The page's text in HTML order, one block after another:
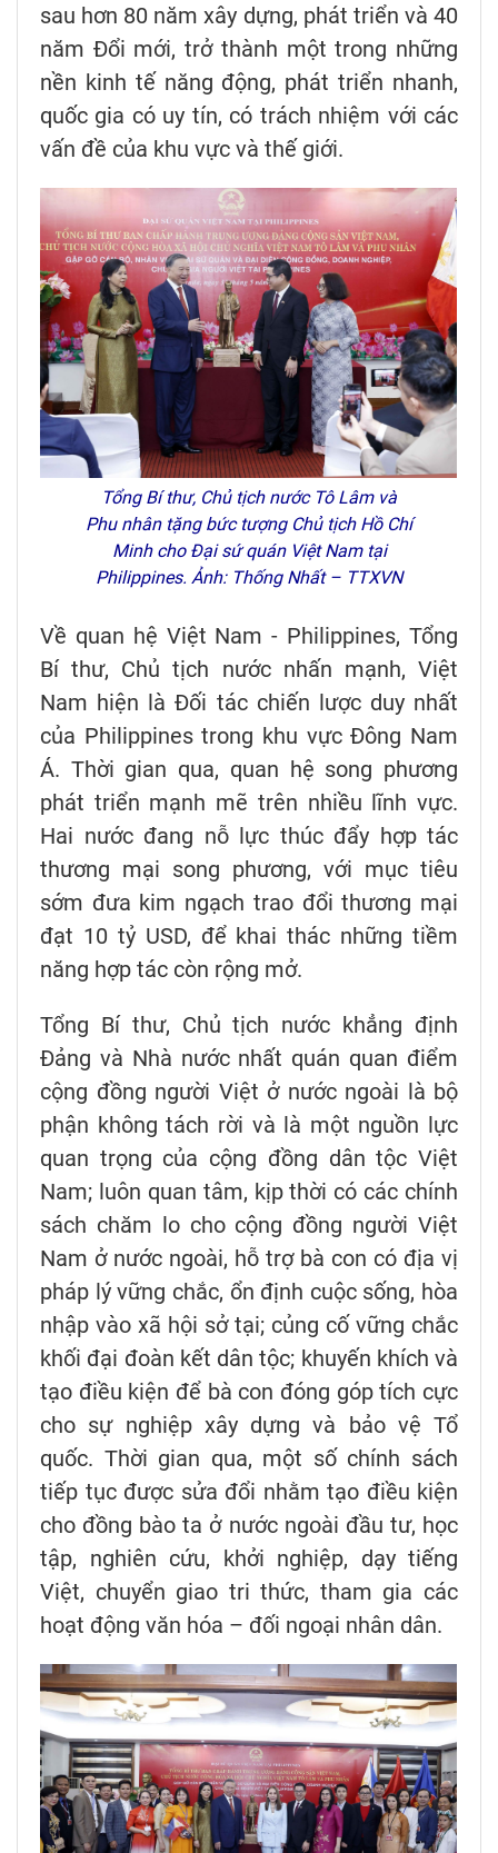
sau hơn 80 năm xây dựng, phát triển và 40
năm Đổi mới, trở thành một trong những
nền kinh tế năng động, phát triển nhanh,
quốc gia có uy tín, có trách nhiệm với các
vấn đề của khu vực và thế giới.
Tổng Bí thư, Chủ tịch nước Tô Lâm và
Phu nhân tặng bức tượng Chủ tịch Hồ Chí
Minh cho Đại sứ quán Việt Nam tại
Philippines. Ảnh: Thống Nhất – TTXVN
Về quan hệ Việt Nam - Philippines, Tổng
Bí thư, Chủ tịch nước nhấn mạnh, Việt
Nam hiện là Đối tác chiến lược duy nhất
của Philippines trong khu vực Đông Nam
Á. Thời gian qua, quan hệ song phương
phát triển mạnh mẽ trên nhiều lĩnh vực.
Hai nước đang nỗ lực thúc đẩy hợp tác
thương mại song phương, với mục tiêu
sớm đưa kim ngạch trao đổi thương mại
đạt 10 tỷ USD, để khai thác những tiềm
năng hợp tác còn rộng mở.
Tổng Bí thư, Chủ tịch nước khẳng định
Đảng và Nhà nước nhất quán quan điểm
cộng đồng người Việt ở nước ngoài là bộ
phận không tách rời và là một nguồn lực
quan trọng của cộng đồng dân tộc Việt
Nam; luôn quan tâm, kịp thời có các chính
sách chăm lo cho cộng đồng người Việt
Nam ở nước ngoài, hỗ trợ bà con có địa vị
pháp lý vững chắc, ổn định cuộc sống, hòa
nhập vào xã hội sở tại; củng cố vững chắc
khối đại đoàn kết dân tộc; khuyến khích và
tạo điều kiện để bà con đóng góp tích cực
cho sự nghiệp xây dựng và bảo vệ Tổ
quốc. Thời gian qua, một số chính sách
tiếp tục được sửa đổi nhằm tạo điều kiện
cho đồng bào ta ở nước ngoài đầu tư, học
tập, nghiên cứu, khởi nghiệp, dạy tiếng
Việt, chuyển giao tri thức, tham gia các
hoạt động văn hóa – đối ngoại nhân dân.